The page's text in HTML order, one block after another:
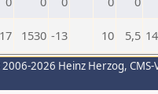
1530 -13 10 5,5
2026 Heinz Herzog,